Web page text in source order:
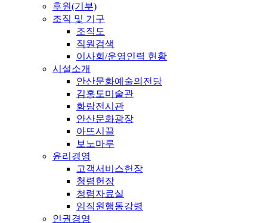
후원(기부)
조직 및 기구
조직도
직원검색
이사회/운영인력 현황
시설소개
안산문화예술의전당
김홍도미술관
화랑전시관
안산문화광장
아뜨시끌
보노마루
윤리경영
고객서비스헌장
청렴헌장
청렴자료실
임직원행동강령
인권경영